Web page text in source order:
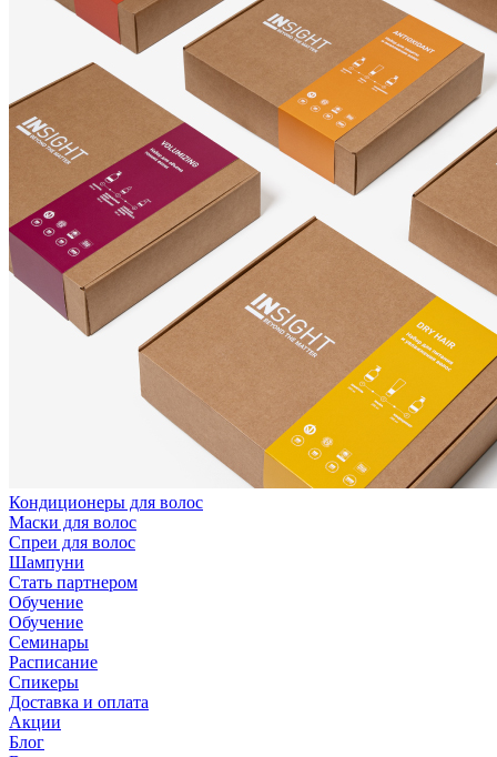
Кондиционеры для волос
Маски для волос
Спреи для волос
Шампуни
Стать партнером
Обучение
Обучение
Семинары
Расписание
Спикеры
Доставка и оплата
Акции
Блог